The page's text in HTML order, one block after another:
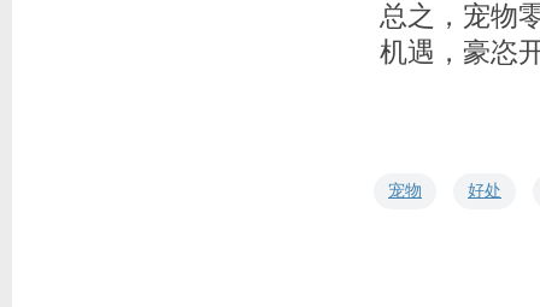
总之，宠物
机遇，豪恣
宠物 好处